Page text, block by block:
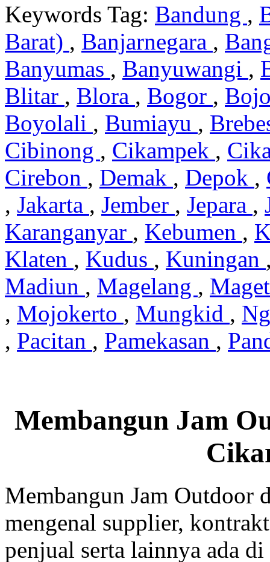
Keywords Tag: Bandung ,
Barat) , Banjarnegara ,
Banyumas , Banyuwangi ,
Blitar , Blora , Bogor ,
Boyolali , Bumiayu ,
Cibinong , Cikampek ,
Cirebon , Demak , Depok ,
, Jakarta , Jember , Jepara ,
Karanganyar , Kebumen ,
Klaten , Kudus , Kuningan
Madiun , Magelang ,
, Mojokerto , Mungkid ,
, Pacitan , Pamekasan ,
Membangun Jam
Membangun Jam Outdoor
mengenal supplier,
penjual serta lainnya ada